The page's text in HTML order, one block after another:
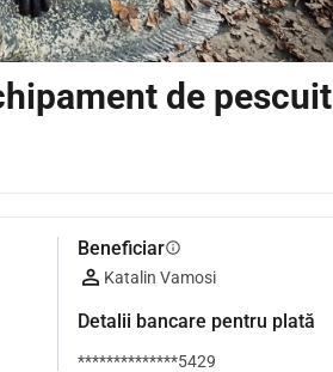
de pescuit
Beneficiarinfo
Katalin Vamosi
Detalii bancare pentru plată
**************5429